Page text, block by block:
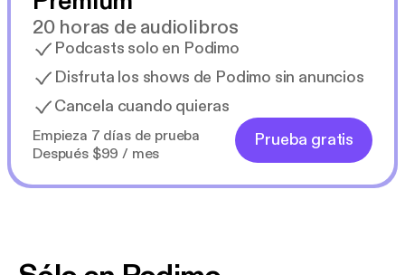
20 horas de audiolibros
Podcasts solo en Podimo
Disfruta los shows de Podimo sin anuncios
Cancela cuando quieras
Empieza 7 días de prueba
Después $99 / mes
Prueba gratis